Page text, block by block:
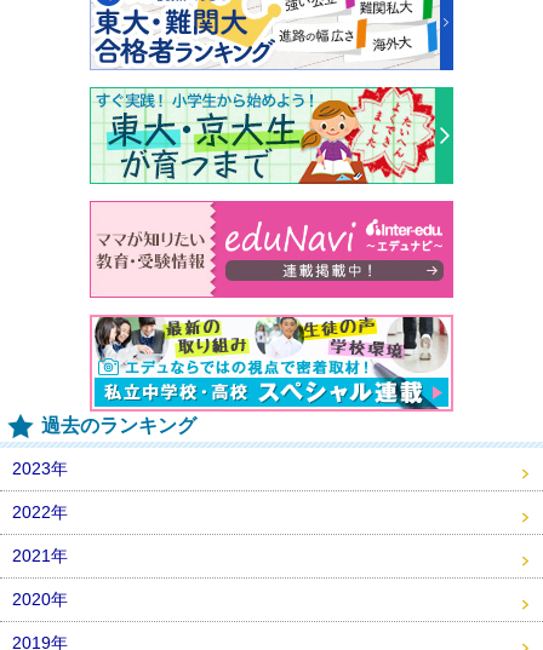
過去のランキング
2023年
2022年
2021年
2020年
2019年